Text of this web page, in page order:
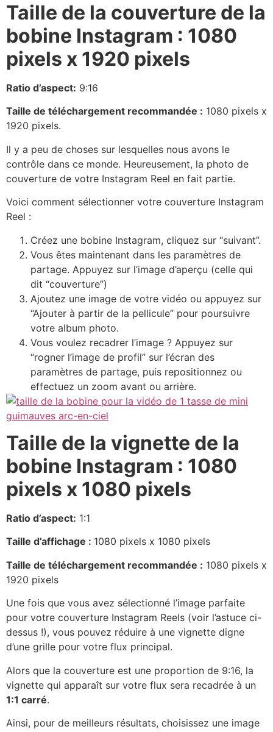
Taille de la couverture de la
bobine Instagram : 1080
pixels x 1920 pixels
Ratio d’aspect: 9:16
Taille de téléchargement recommandée : 1080 pixels x
1920 pixels.
Il y a peu de choses sur lesquelles nous avons le
contrôle dans ce monde. Heureusement, la photo de
couverture de votre Instagram Reel en fait partie.
Voici comment sélectionner votre couverture Instagram
Reel :
Créez une bobine Instagram, cliquez sur “suivant”.
Vous êtes maintenant dans les paramètres de
partage. Appuyez sur l’image d’aperçu (celle qui
dit “couverture”)
Ajoutez une image de votre vidéo ou appuyez sur
“Ajouter à partir de la pellicule” pour poursuivre
votre album photo.
Vous voulez recadrer l’image ? Appuyez sur
“rogner l’image de profil” sur l’écran des
paramètres de partage, puis repositionnez ou
effectuez un zoom avant ou arrière.
Taille de la vignette de la
bobine Instagram : 1080
pixels x 1080 pixels
Ratio d’aspect: 1:1
Taille d’affichage : 1080 pixels x 1080 pixels
Taille de téléchargement recommandée : 1080 pixels x
1920 pixels
Une fois que vous avez sélectionné l’image parfaite
pour votre couverture Instagram Reels (voir l’astuce ci-
dessus !), vous pouvez réduire à une vignette digne
d’une grille pour votre flux principal.
Alors que la couverture est une proportion de 9:16, la
vignette qui apparaît sur votre flux sera recadrée à un
1:1 carré.
Ainsi, pour de meilleurs résultats, choisissez une image